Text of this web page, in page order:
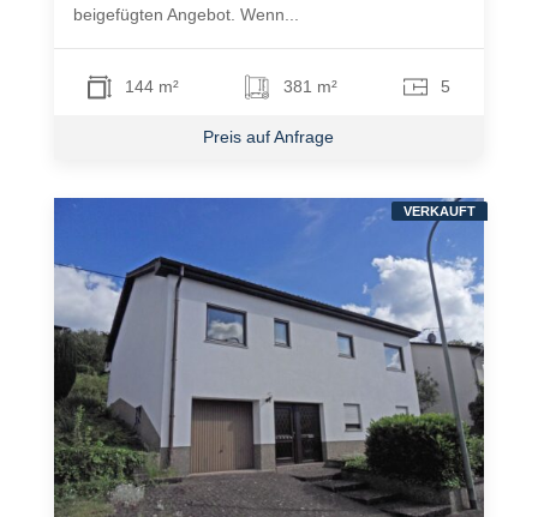
beigefügten Angebot. Wenn...
144 m² 381 m² 5
Preis auf Anfrage
VERKAUFT